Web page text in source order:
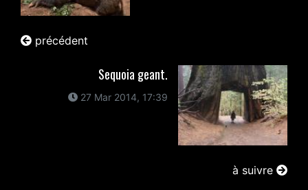
précédent
Sequoia geant.
27 Mar 2014, 17:39
à suivre